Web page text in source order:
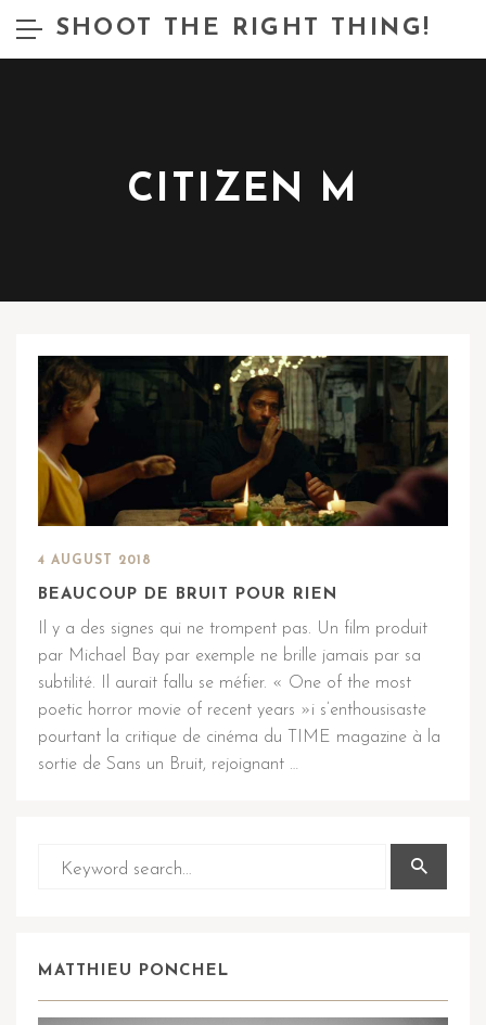
SHOOT THE RIGHT THING!
CITIZEN M
4 AUGUST 2018
BEAUCOUP DE BRUIT POUR RIEN
Il y a des signes qui ne trompent pas. Un film produit
par Michael Bay par exemple ne brille jamais par sa
subtilité. Il aurait fallu se méfier. « One of the most
poetic horror movie of recent years »i s’enthousisaste
pourtant la critique de cinéma du TIME magazine à la
sortie de Sans un Bruit, rejoignant …
MATTHIEU PONCHEL